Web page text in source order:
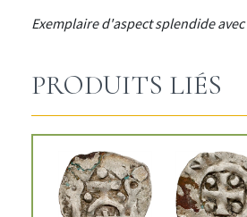
Exemplaire d'aspect splendide
PRODUITS LIÉS